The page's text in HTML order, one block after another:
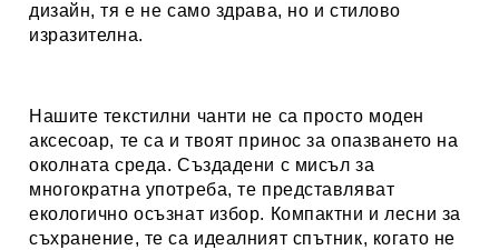
дизайн, тя е не само здрава, но и стилово
изразителна.
Нашите текстилни чанти не са просто моден
аксесоар, те са и твоят принос за опазването на
околната среда. Създадени с мисъл за
многократна употреба, те представляват
екологично осъзнат избор. Компактни и лесни за
съхранение, те са идеалният спътник, когато не